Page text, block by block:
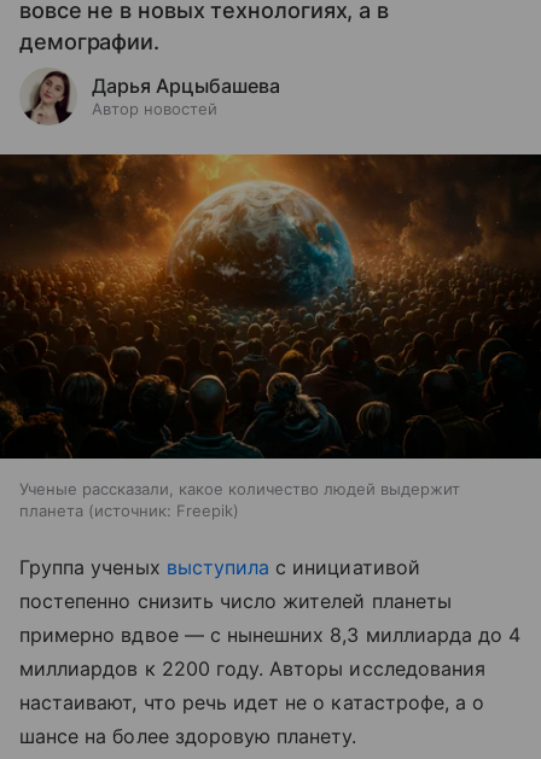
вовсе не в новых технологиях, а в
демографии.
Дарья Арцыбашева
Автор новостей
Ученые рассказали, какое количество людей выдержит
планета
источник: Freepik
Группа ученых выступила с инициативой
постепенно снизить число жителей планеты
примерно вдвое — с нынешних 8,3 миллиарда до 4
миллиардов к 2200 году. Авторы исследования
настаивают, что речь идет не о катастрофе, а о
шансе на более здоровую планету.